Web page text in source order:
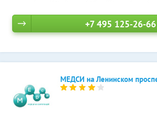
+7 495 125-26-66
МЕДСИ на Ленинском